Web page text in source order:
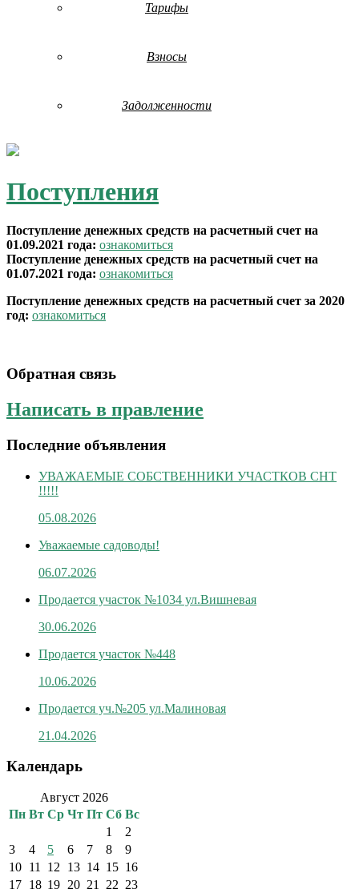
Тарифы
Взносы
Задолженности
Поступления
Поступление денежных средств на расчетный счет на
01.09.2021 года: ознакомиться
Поступление денежных средств на расчетный счет на
01.07.2021 года: ознакомиться
Поступление денежных средств на расчетный счет за 2020
год: ознакомиться
Обратная связь
Написать в правление
Последние объявления
УВАЖАЕМЫЕ СОБСТВЕННИКИ УЧАСТКОВ СНТ
!!!!!
05.08.2026
Уважаемые садоводы!
06.07.2026
Продается участок №1034 ул.Вишневая
30.06.2026
Продается участок №448
10.06.2026
Продается уч.№205 ул.Малиновая
21.04.2026
Календарь
Август 2026
Пн Вт Ср Чт Пт Сб Вс
1
2
3
4 5 6 7 8
9
10 11 12 13 14 15 16
17 18 19 20 21 22 23